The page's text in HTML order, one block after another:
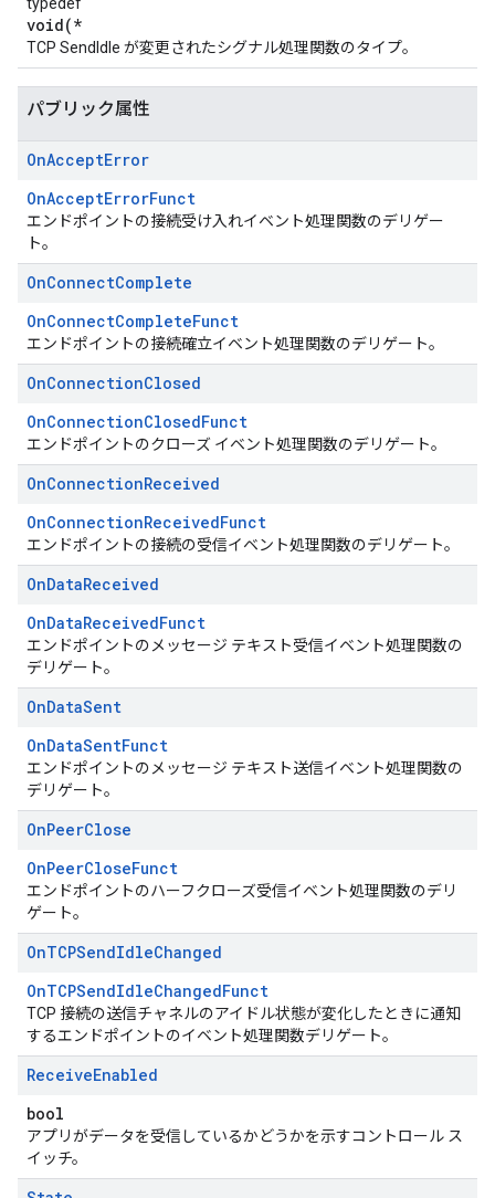
void(*
TCP SendIdle が変更されたシグナル処理関数のタイプ。
パブリック属性
OnAcceptError
OnAcceptErrorFunct
エンドポイントの接続受け入れイベント処理関数のデリゲー
ト。
OnConnectComplete
OnConnectCompleteFunct
エンドポイントの接続確立イベント処理関数のデリゲート。
OnConnectionClosed
OnConnectionClosedFunct
エンドポイントのクローズ イベント処理関数のデリゲート。
OnConnectionReceived
OnConnectionReceivedFunct
エンドポイントの接続の受信イベント処理関数のデリゲート。
OnDataReceived
OnDataReceivedFunct
エンドポイントのメッセージ テキスト受信イベント処理関数の
デリゲート。
OnDataSent
OnDataSentFunct
エンドポイントのメッセージ テキスト送信イベント処理関数の
デリゲート。
OnPeerClose
OnPeerCloseFunct
エンドポイントのハーフクローズ受信イベント処理関数のデリ
ゲート。
OnTCPSendIdleChanged
OnTCPSendIdleChangedFunct
TCP 接続の送信チャネルのアイドル状態が変化したときに通知
するエンドポイントのイベント処理関数デリゲート。
ReceiveEnabled
bool
アプリがデータを受信しているかどうかを示すコントロール ス
イッチ。